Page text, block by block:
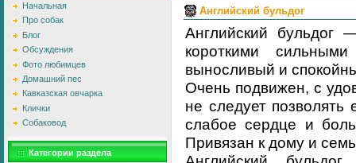
Начальная
Про собак
Блог
Обсуждения
Фото любимцев
Домашний пес
Кавказская овчарка
Клички
Собаковод
Категории раздела
Английский бульдог
Английский бульдог
короткими
выносливый и
Очень подвижен, с
не следует позволять
слабое сердце и
Привязан к дому и